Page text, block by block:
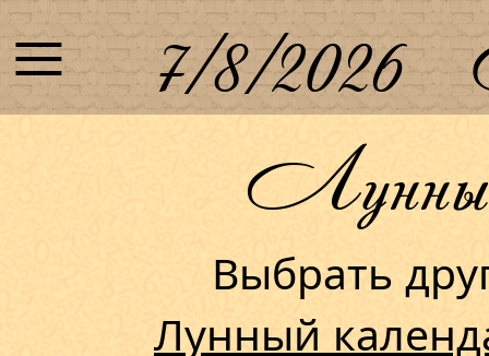
≡ 7/8/2026
Лунный
Выбрать
Лунный